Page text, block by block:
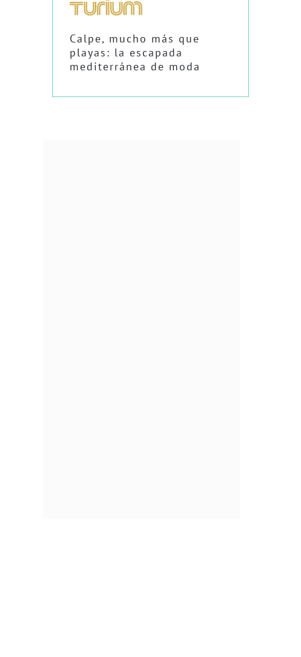
Calpe, mucho más que
playas: la escapada
mediterránea de moda